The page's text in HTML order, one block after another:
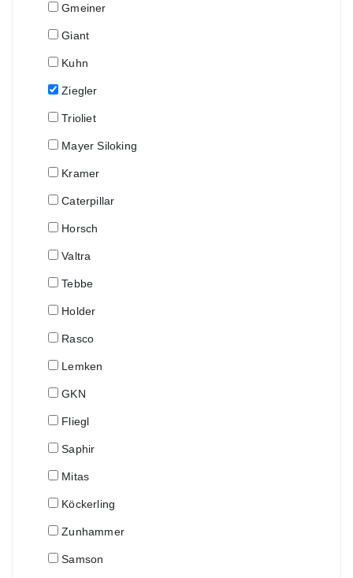
Gmeiner
Giant
Kuhn
Ziegler
Trioliet
Mayer Siloking
Kramer
Caterpillar
Horsch
Valtra
Tebbe
Holder
Rasco
Lemken
GKN
Fliegl
Saphir
Mitas
Köckerling
Zunhammer
Samson